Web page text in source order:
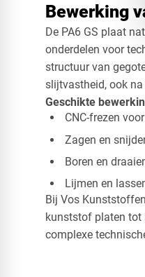
Bewerking
De PA6 GS plaat
onderdelen voor
structuur van
slijtvastheid, ook na
Geschikte
CNC-frezen
Zagen en
Boren en
Lijmen en
Bij Vos
kunststof platen tot
complexe